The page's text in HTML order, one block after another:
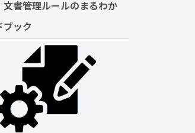
文書管理ルールのまるわか
ブック